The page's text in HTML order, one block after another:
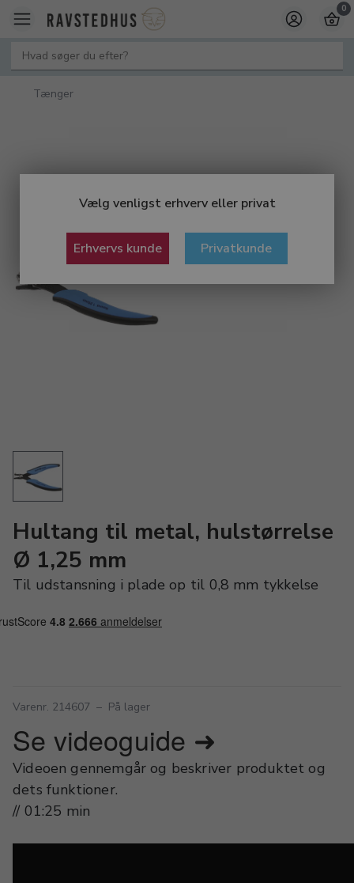
Vælg venligst erhverv eller privat
Erhvervs kunde Privatkunde
0
Tænger
Hultang til metal, hulstørrelse
Ø 1,25 mm
Til udstansning i plade op til 0,8 mm tykkelse
Varenr. 214607 – På lager
Se videoguide ➜
Videoen gennemgår og beskriver produktet og
dets funktioner.
// 01:25 min